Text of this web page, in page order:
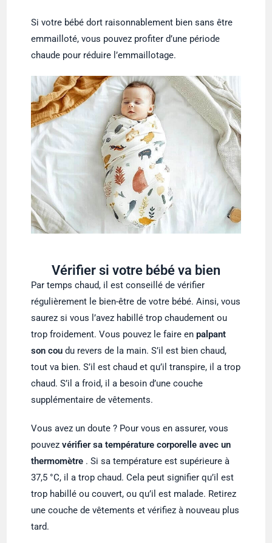
Si votre bébé dort raisonnablement bien sans être
emmailloté, vous pouvez profiter d’une période
chaude pour réduire l’emmaillotage.
Vérifier si votre bébé va bien
Par temps chaud, il est conseillé de vérifier
régulièrement le bien-être de votre bébé. Ainsi, vous
saurez si vous l’avez habillé trop chaudement ou
trop froidement. Vous pouvez le faire enpalpant
son cou du revers de la main. S’il est bien chaud,
tout va bien. S’il est chaud et qu’il transpire, il a trop
chaud. S’il a froid, il a besoin d’une couche
supplémentaire de vêtements.
Vous avez un doute ? Pour vous en assurer, vous
pouvezvérifier sa température corporelle avec un
thermomètre . Si sa température est supérieure à
37,5 °C, il a trop chaud. Cela peut signifier qu’il est
trop habillé ou couvert, ou qu’il est malade. Retirez
une couche de vêtements et vérifiez à nouveau plus
tard.